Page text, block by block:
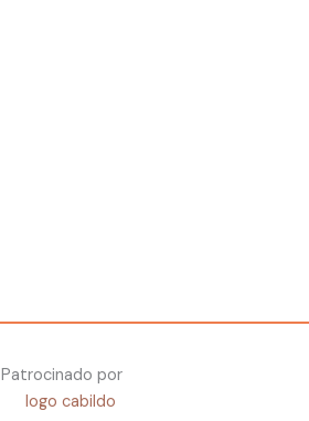
Patrocinado por